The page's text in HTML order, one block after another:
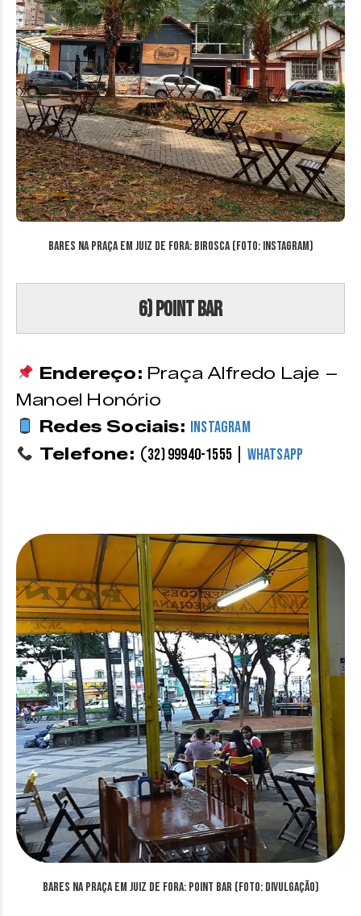
Bares na Praça em Juiz de Fora: Birosca (Foto: Instagram)
6) Point Bar
Endereço: Praça Alfredo Laje –
Manoel Honório
Redes Sociais: Instagram
Telefone: (32) 99940-1555 WhatsApp
Bares na Praça em Juiz de Fora: Point Bar (Foto: divulgação)